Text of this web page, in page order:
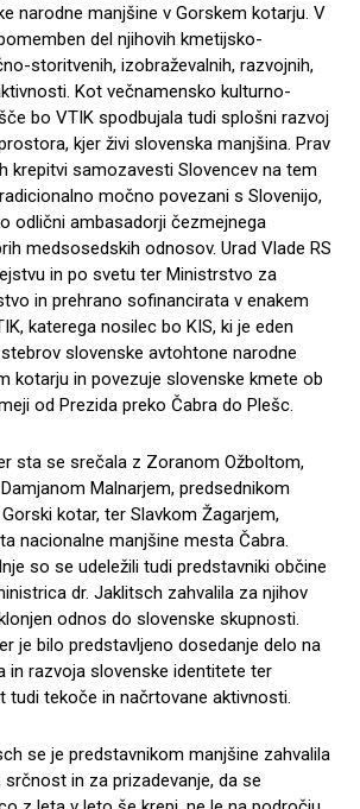
narodne manjšine v Gorskem kotarju. V
del njihovih kmetijsko-
storitvenih, izobraževalnih, razvojnih,
Kot večnamensko kulturno-
bo VTIK spodbujala tudi splošni razvoj
kjer živi slovenska manjšina. Prav
krepitvi samozavesti Slovencev na tem
močno povezani s Slovenijo,
odlični ambasadorji čezmejnega
medsosedskih odnosov. Urad Vlade RS
in po svetu ter Ministrstvo za
in prehrano sofinancirata v enakem
katerega nosilec bo KIS, ki je eden
slovenske avtohtone narodne
kotarju in povezuje slovenske kmete ob
od Prezida preko Čabra do Plešc.
sta se srečala z Zoranom Ožboltom,
Malnarjem, predsednikom
kotar, ter Slavkom Žagarjem,
nacionalne manjšine mesta Čabra.
so se udeležili tudi predstavniki občine
dr. Jaklitsch zahvalila za njihov
odnos do slovenske skupnosti.
je bilo predstavljeno dosedanje delo na
in razvoja slovenske identitete ter
tudi tekoče in načrtovane aktivnosti.
se je predstavnikom manjšine zahvalila
srčnost in za prizadevanje, da se